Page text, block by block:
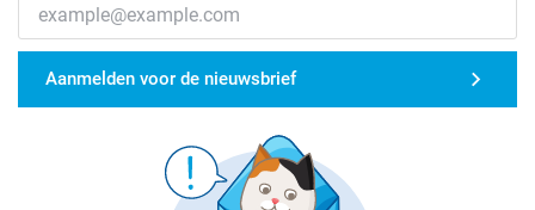
Aanmelden voor de nieuwsbrief